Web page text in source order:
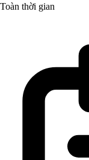
Toàn thời gian